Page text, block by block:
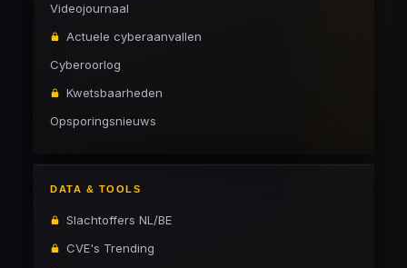
Videojournaal
Actuele cyberaanvallen
Cyberoorlog
Kwetsbaarheden
Opsporingsnieuws
DATA & TOOLS
Slachtoffers NL/BE
CVE's Trending